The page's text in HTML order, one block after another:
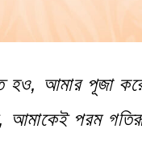
হও, আমার পূজা
আমাকেই পরম